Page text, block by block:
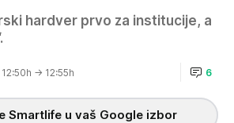
hardver prvo za institucije, a
→ 12:55h 6
Smartlife u vaš Google izbor